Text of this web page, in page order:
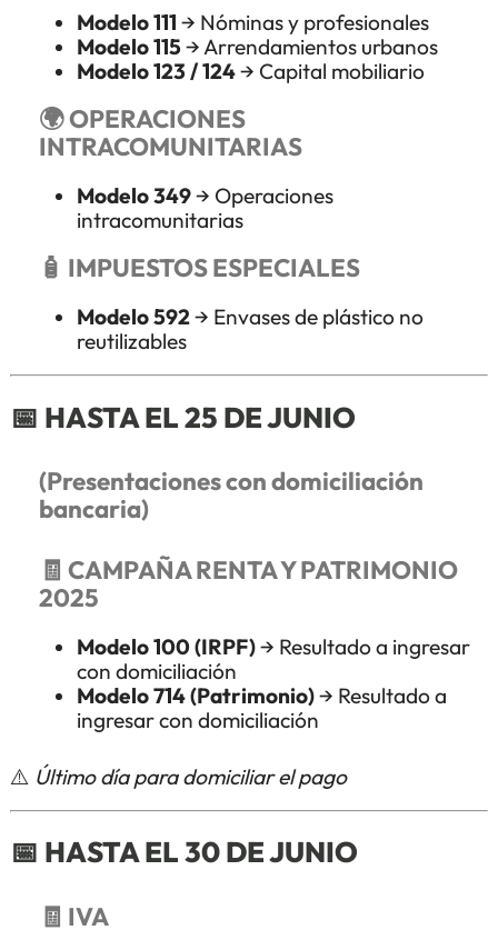
Modelo 111 → Nóminas y profesionales
Modelo 115→ Arrendamientos urbanos
Modelo 123 / 124→ Capital mobiliario
🌍 OPERACIONES
INTRACOMUNITARIAS
Modelo 349→ Operaciones
intracomunitarias
🧴 IMPUESTOS ESPECIALES
Modelo 592→ Envases de plástico no
reutilizables
📅 HASTA EL 25 DE JUNIO
(Presentaciones con domiciliación
bancaria)
🧾 CAMPAÑA RENTA Y PATRIMONIO
2025
Modelo 100 (IRPF)→ Resultado a ingresar
con domiciliación
Modelo 714 (Patrimonio)→ Resultado a
ingresar con domiciliación
⚠️ Último día para domiciliar el pago
📅 HASTA EL 30 DE JUNIO
🧾 IVA